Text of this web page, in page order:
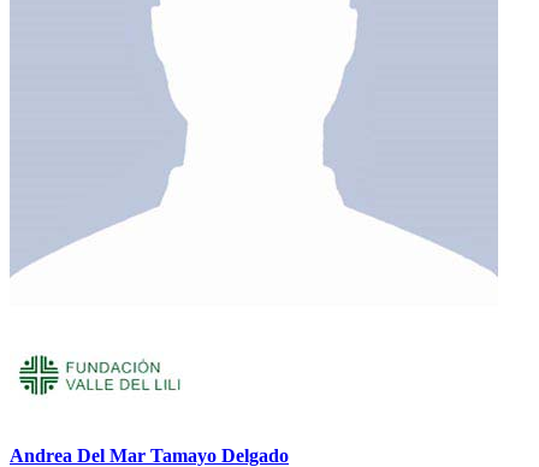
Andrea Del Mar Tamayo Delgado